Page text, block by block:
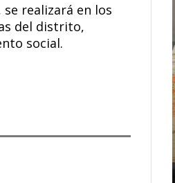
realizará en los
del distrito,
social.